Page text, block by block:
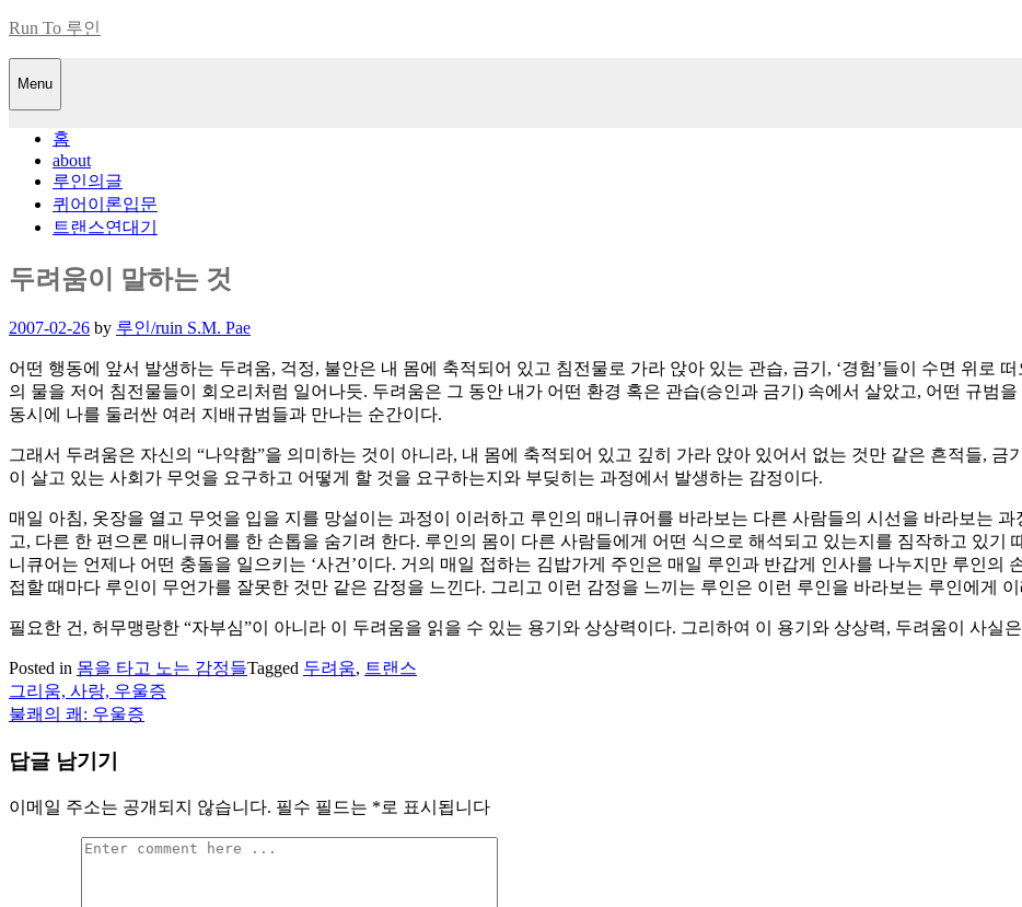
Skip
content
Run To 루인
Menu
홈
about
루인의글
퀴어이론입문
트랜스연대기
두려움이 말하는 것
Posted
2007-02-26 by 루인/ruin S.M. Pae
어떤 행동에 앞서 발생하는 두려움, 걱정, 불안은 내 몸에 축적되어 있고 침전물로 가라 앉아 있는 관습, 금기, ‘경험’들이 수면 위로
의 물을 저어 침전물들이 회오리처럼 일어나듯. 두려움은 그 동안 내가 어떤 환경 혹은 관습(승인과 금기) 속에서 살았고, 어떤 규범
동시에 나를 둘러싼 여러 지배규범들과 만나는 순간이다.
그래서 두려움은 자신의 “나약함”을 의미하는 것이 아니라, 내 몸에 축적되어 있고 깊히 가라 앉아 있어서 없는 것만 같은 흔적들,
이 살고 있는 사회가 무엇을 요구하고 어떻게 할 것을 요구하는지와 부딪히는 과정에서 발생하는 감정이다.
매일 아침, 옷장을 열고 무엇을 입을 지를 망설이는 과정이 이러하고 루인의 매니큐어를 바라보는 다른 사람들의 시선을 바라보는
고, 다른 한 편으론 매니큐어를 한 손톱을 숨기려 한다. 루인의 몸이 다른 사람들에게 어떤 식으로 해석되고 있는지를 짐작하고 있기
니큐어는 언제나 어떤 충돌을 일으키는 ‘사건’이다. 거의 매일 접하는 김밥가게 주인은 매일 루인과 반갑게 인사를 나누지만 루인의
접할 때마다 루인이 무언가를 잘못한 것만 같은 감정을 느낀다. 그리고 이런 감정을 느끼는 루인은 이런 루인을 바라보는 루인에게
필요한 건, 허무맹랑한 “자부심”이 아니라 이 두려움을 읽을 수 있는 용기와 상상력이다. 그리하여 이 용기와 상상력, 두려움이 사실
Posted in 몸을 타고 노는 감정들Tagged 두려움, 트랜스
글
색
그리움, 사랑, 우울증
불쾌의 쾌: 우울증
답글 남기기
이메일 주소는 공개되지 않습니다. 필수 필드는 *로 표시됩니다